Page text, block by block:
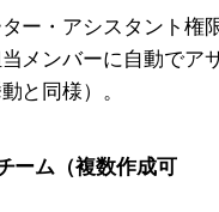
ー・アシスタント権
メンバーに自動でア
と同様）。
ーム（複数作成可